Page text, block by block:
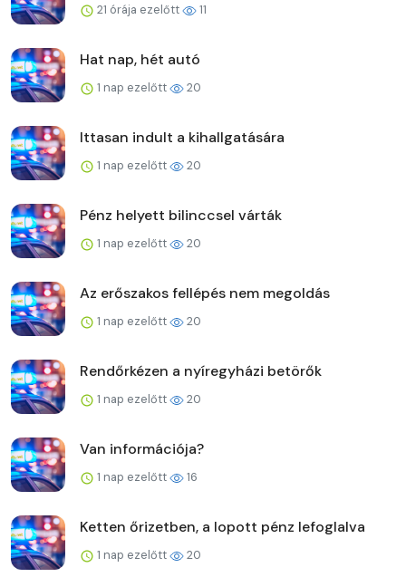
21 órája ezelőtt 11
Hat nap, hét autó
1 nap ezelőtt 20
Ittasan indult a kihallgatására
1 nap ezelőtt 20
Pénz helyett bilinccsel várták
1 nap ezelőtt 20
Az erőszakos fellépés nem megoldás
1 nap ezelőtt 20
Rendőrkézen a nyíregyházi betörők
1 nap ezelőtt 20
Van információja?
1 nap ezelőtt 16
Ketten őrizetben, a lopott pénz lefoglalva
1 nap ezelőtt 20